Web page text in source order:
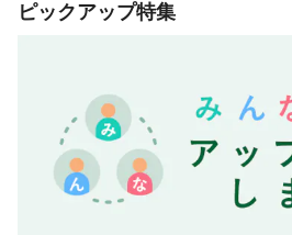
ピックアップ特集